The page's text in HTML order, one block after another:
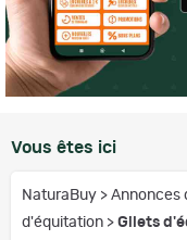
Vous êtes ici
NaturaBuy > Annonces
d'équitation > Gilets